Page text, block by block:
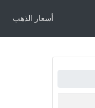
أسعار الذهب